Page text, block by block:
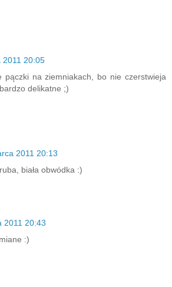
2011 20:05
pączki na ziemniakach, bo nie czerstwieja
delikatne ;)
2011 20:13
biała obwódka :)
2011 20:43
:)